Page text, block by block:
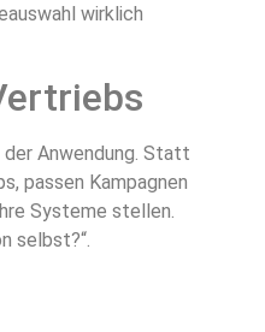
wirklich
Anwendung. Statt
passen Kampagnen
Systeme stellen.
selbst?“.